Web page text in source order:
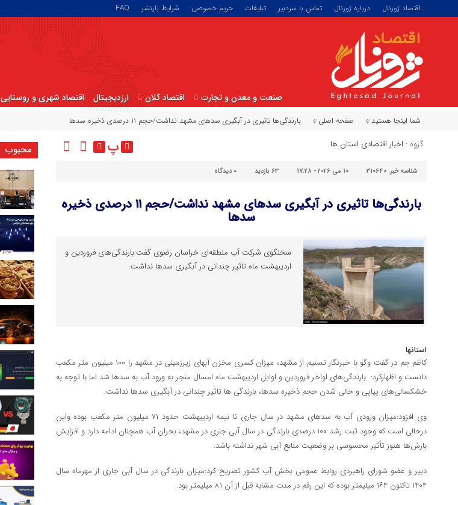
اقتصاد ژورنال درباره ژورنال تماس با سردبیر تبلیغات حریم خصوصی شرایط بازنشر FAQ
صنعت و معدن و تجارت اقتصاد کلان ارزدیجیتال اقتصاد شهری و روستایی
شما اینجا هستید » صفحه اصلی » بارندگی‌ها تاثیری در آبگیری سدهای مشهد نداشت/حجم ۱۱ درصدی ذخیره سدها
گروه : اخبار اقتصادی استان ها پ
شناسه خبر: 310640 10 می 2026 - 17:28 63 بازدید ۰ دیدگاه
بارندگی‌ها تاثیری در آبگیری سدهای مشهد نداشت/حجم ۱۱ درصدی ذخیره
سدها
سخنگوی شرکت آب منطقه‌ای خراسان رضوی گفت:بارندگی‌های فروردین و
اردیبهشت ماه تاثیر چندانی در آبگیری سدها نداشت.
استانها
کاظم جم در گفت وگو با خبرنگار تسنیم از مشهد، میزان کسری مخزن آبهای زیرزمینی در مشهد را ۱۰۰ میلیون متر مکعب
دانست و اظهارکرد: بارندگی‌های اواخر فروردین و اوایل اردیبهشت ماه امسال منجر به ورود آب به سدها شد اما با توجه به
خشکسالی‌های پیاپی و خالی شدن حجم ذخیره سدها، بارندگی ها تاثیر چندانی در آبگیری سدها نداشت.
وی افزود:میزان ورودی آب به سدهای مشهد در سال جاری تا نیمه اردیبهشت حدود ۷۱ میلیون متر مکعب بوده واین
درحالی است که وجود ثبت رشد ۱۰۰ درصدی بارندگی در سال آبی جاری در مشهد، بحران آب همچنان ادامه دارد و افزایش
بارش‌ها هنوز تأثیر محسوسی بر وضعیت منابع آبی شهر نداشته باشد.
دبیر و عضو شورای راهبردی روابط عمومی بخش آب کشور تصریح کرد:میزان بارندگی در سال آبی جاری از مهرماه سال
۱۴۰۴ تاکنون ۱۶۴ میلیمتر بوده که این رقم در مدت مشابه قبل از آن ۸۱ میلیمتر بود.
محبوب